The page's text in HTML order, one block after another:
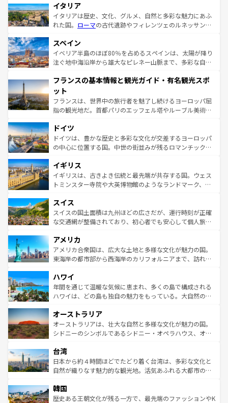
イタリア
イタリアは歴史、文化、グルメ、自然と多彩な魅力にあふ
れた国。 ローマの古代遺跡やフィレンツェのルネッサンス
ろん、トスカーナの美しい田園風景やアマルフィ海岸の絶
景など、自然景観も見逃せない。観光の合間には、本場の
ピザやパスタなど、絶品のイタリア料理を堪能することも
ませてくれるイタリアで、忘れられない旅をしてみよう！
なお、新着のイタリア情報は
しい。
スペイン
イベリア半島のほぼ80％を占めるスペインは、太陽が降り
注ぐ地中海沿岸から雄大なピレネー山脈まで、多彩な自然
文化が根付くこの国では、情熱的なフラメンコ、熱気あふ
れる闘牛、そして美味しいタパスが生活の一部となってい
る。首都マドリードの洗練された雰囲気や、バルセロナの
アートに溢れた街角から、地方では古代ローマ遺跡や中世
せる。地方によって風土や気候が異なるスペインはその個
性で訪れる人を魅了する。 なお、新着のスペイン情報は コ
ンテンツ一覧を参照してほしい。
フランスの基本情報と観光ガイド・有名観光スポ
ット
フランスは、世界中の旅行者を魅了し続けるヨーロッパ屈
指の観光地だ。首都パリのエッフェル塔やルーブル美術館
で、幅広い魅力が詰まっている。華麗な宮殿、歴史的な大
聖堂、美しいビーチ、そして豊かな自然が、訪れる者を心
から魅了する。また、フランスは美食の国としても知ら
いる。シャンパンの発祥地であるランス、プロヴァンスの
香り高いラベンダー畑など、多彩な楽しみ方が可能だ。さ
らに、パリ以外の地域にも魅力が溢れており、どの街角に
れる地方に足を運ぶとそれぞれで全く異なる文化を体験で
きるだろう。 なお、新着のフランス情報はコンテンツ一覧
を参照してほしい。
ドイツ
ドイツは、豊かな歴史と多彩な文化が交差するヨーロッパ
の中心に位置する国。中世の街並みが残るロマンチック街
顔を持つこの国は、どこを歩いても飽きることがない。ベ
ルリンの文化的活気、バイエルン州のアルプスの絶景、そ
してライン川沿いのワイン畑といった風景は必見。ビール
は、お酒好きな人にはぜひ体験してほしい。 なお、新着の
ドイツ情報はコンテンツ一覧を参照してほしい。
イギリス
イギリスは、古きよき伝統と最先端が共存する国。ウェス
トミンスター寺院や大英博物館のようなランドマーク、歴
リアごとに異なる魅力がある。また、優雅なアフタヌーン
ティー、ビール好きにはたまらない英国パブ、サッカー観
戦など、本場だからこそできる体験も豊富。イギリスを旅
ンツ一覧を参照してほしい。
スイス
スイスの国土面積は九州ほどの広さだが、運行時刻が正確
な交通網が整備されており、初心者でも安心して個人旅行
の建物がそのまま残る町や、スイスならではのユニークな
博物館もあり、アルプス観光だけでなく町歩きも満喫する
ことができる。国民の所得が高いため物価も高いが、旅行
ば市内交通費無料で観光を楽しむこともできる。 なお、新
着のスイス情報はコンテンツ一覧 を参照してほしい。
アメリカ
アメリカ合衆国は、広大な土地と多様な文化が魅力の国。
東海岸の都市部から西海岸のカリフォルニアまで、訪れる
のような巨大都市は、観光、ショッピング、エンターテイ
ンメントが詰まった刺激的なスポットだ。一方、アメリカ
西部には大自然が広がり、グランドキャニオンやイエロー
部のニューオーリンズでは、音楽と美食が融合した独特の
文化が魅力。旅行者はアメリカの各地域で異なる魅力を楽
しみながら、その多様性と豊かな歴史を感じることができ
ならではの贅沢な旅のスタイルだ。 なお、新着のアメリカ
情報はコンテンツ一覧を参照してほしい。
ハワイ
年間を通じて温暖な気候に恵まれ、多くの島で構成される
ハワイは、どの島も独自の魅力をもっている。大自然の神
ワイ島は見逃せない。また、定番の観光地といえばオアフ
島だが、静かな自然を求めるならマウイ島やカウアイ島が
おすすめ。エメラルドグリーンに輝く海をはじめ、豊かな
れるおもてなしの心で訪れる人々を迎えてくれるハワイの
人々、おいしいローカルフードやハワイアンミュージッ
ク、伝統的なフラダンスなど、すべてがハワイの魅力を彩
ワイを、存分に味わってほしい。 なお、新着のハワイ情報
はコンテンツ一覧を参照してほしい。
オーストラリア
オーストラリアは、壮大な自然と多様な文化が魅力の国。
シドニーのシンボルであるシドニー・オペラハウス、オー
リアリーフや大陸中央部にそびえるウルル（エアーズロッ
ク）、タスマニアの美しい原生林やケアンズの熱帯雨林な
ど、見どころがたくさん。また、カフェやワイン、オージ
いる。アクティビティも充実しており、サーフィンやダイ
ビング、ハイキングなど、アウトドア好きにはたまらな
台湾
日本から約４時間ほどでたどり着く台湾は、多彩な文化と
自然が織りなす魅力的な観光地。活気あふれる大都市の台
ン）、静ひつな山岳地帯である台湾東部など、都市の喧騒
と山間の静けさが共存しており、訪れる人に新しい発見と
韓国
歴史ある王朝文化が残る一方で、最先端のファッションやK